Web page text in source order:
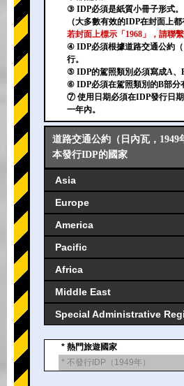
③ IDP必須是紙質小冊子形式。
（大多數有效的IDP在封面上都
若封面上標示「1968」，請聯繫
④ IDP必須根據道路交通公約
行。
⑤ IDP的駕照類別必須寫成A、
⑥ IDP必須在駕照類別的B部分
⑦ 使用日期必須在IDP發行日
一年內。
道路交通公約（日內瓦，1949
本發行IDP的國家
Asia
Europe
America
Pacific
Africa
Middle East
Special Administrative
* 熱門旅遊國家
* 不發行IDP（1949年）